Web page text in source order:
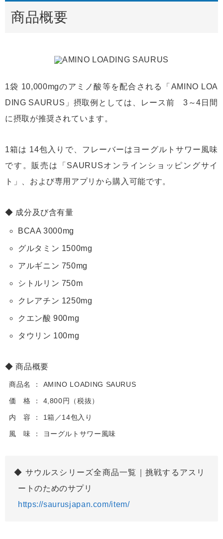
商品概要
1袋 10,000mgのアミノ酸等を配合される「AMINO LOA
DING SAURUS」摂取例としては、レース前 3～4日間
に摂取が推奨されています。
1箱は 14包入りで、フレーバーはヨーグルトサワー風味
です。販売は「SAURUSオンラインショッピングサイ
ト」、および専用アプリから購入可能です。
成分及び含有量
BCAA 3000mg
グルタミン 1500mg
アルギニン 750mg
シトルリン 750m
クレアチン 1250mg
クエン酸 900mg
タウリン 100mg
商品概要
商品名 AMINO LOADING SAURUS
価 格 4,800円（税抜）
内 容 1箱／14包入り
風 味 ヨーグルトサワー風味
サウルスシリーズ全商品一覧｜挑戦するアスリ
ートのためのサプリ
https://saurusjapan.com/item/